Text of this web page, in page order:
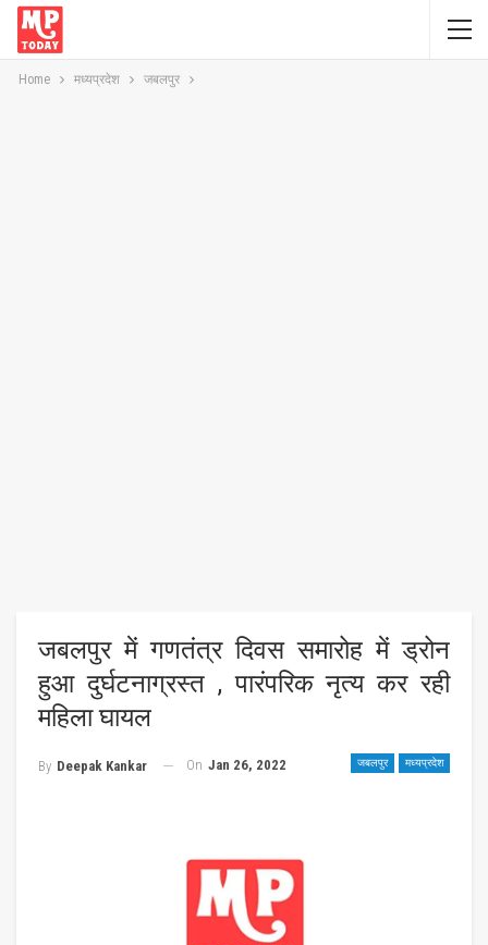
Home मध्यप्रदेश जबलपुर
जबलपुर में गणतंत्र दिवस समारोह में ड्रोन
हुआ दुर्घटनाग्रस्त , पारंपरिक नृत्य कर रही
महिला घायल
जबलपुर मध्यप्रदेश
By Deepak Kankar On Jan 26, 2022